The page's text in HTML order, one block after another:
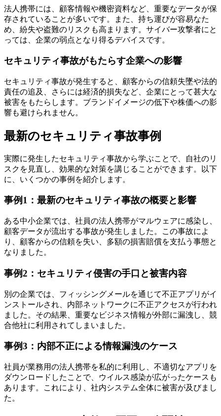
法人携帯には、顧客情報や機密資料など、重要なデータが保
存されていることが多いです。また、持ち運びが容易なた
め、紛失や盗難のリスクも高まります。サイバー攻撃者にと
っては、企業の弱点となり得るデバイスです。
セキュリティ事故がもたらす企業への影響
セキュリティ事故が発生すると、顧客からの信頼失墜や法的
責任の追及、さらには経済的損失など、企業にとって甚大な
被害をもたらします。ブランドイメージの低下や株価への影
響も避けられません。
最新のセキュリティ事故事例
実際に発生したセキュリティ事故から学ぶことで、自社のリ
スクを見直し、効果的な対策を講じることができます。以下
に、いくつかの事例を紹介します。
事例1：最新のセキュリティ事故の概要と影響
ある中小企業では、社員の法人携帯がマルウェアに感染し、
顧客データが流出する事故が発生しました。この事故によ
り、顧客からの信頼を失い、多額の損害賠償を支払う事態と
なりました。
事例2：セキュリティ侵害の手口と被害内容
別の企業では、フィッシングメールを通じて不正アプリがイ
ンストールされ、内部ネットワークに不正アクセスが行われ
ました。その結果、重要なビジネス情報が外部に漏洩し、競
合他社に利用されてしまいました。
事例3：内部不正による情報漏洩のケース
社員が業務用の法人携帯を私的に利用し、不適切なアプリを
ダウンロードしたことで、ウイルス感染が広がったケースも
あります。これにより、社内システム全体に被害が及びまし
た。